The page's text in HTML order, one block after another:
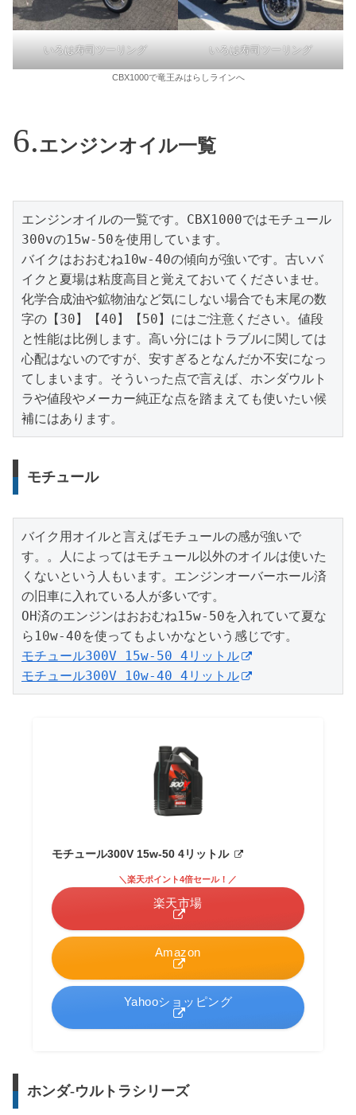
いろは寿司ツーリング いろは寿司ツーリング
CBX1000で竜王みはらしラインへ
エンジンオイル一覧
エンジンオイルの一覧です。CBX1000ではモチュール
300vの15w-50を使用しています。
バイクはおおむね10w-40の傾向が強いです。古いバ
イクと夏場は粘度高目と覚えておいてくださいませ。
化学合成油や鉱物油など気にしない場合でも末尾の数
字の【30】【40】【50】にはご注意ください。値段
と性能は比例します。高い分にはトラブルに関しては
心配はないのですが、安すぎるとなんだか不安になっ
てしまいます。そういった点で言えば、ホンダウルト
ラや値段やメーカー純正な点を踏まえても使いたい候
補にはあります。
モチュール
バイク用オイルと言えばモチュールの感が強いで
す。。人によってはモチュール以外のオイルは使いた
くないという人もいます。エンジンオーバーホール済
の旧車に入れている人が多いです。
OH済のエンジンはおおむね15w-50を入れていて夏な
モチュール300V 15w-50 4リットル
モチュール300V 10w-40 4リットル
モチュール300V 15w-50 4リットル
Amazon
＼楽天ポイント4倍セール！／
楽天市場
Yahooショッピング
ホンダ-ウルトラシリーズ